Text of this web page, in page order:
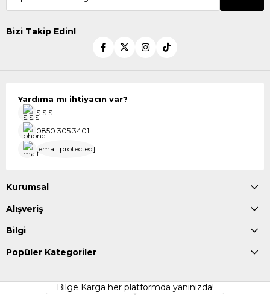
Bizi Takip Edin!
Yardıma mı ihtiyacın var?
S.S.S.
0850 305 3401
[email protected]
Kurumsal
Alışveriş
Bilgi
Popüler Kategoriler
Bilge Karga her platformda yanınızda!